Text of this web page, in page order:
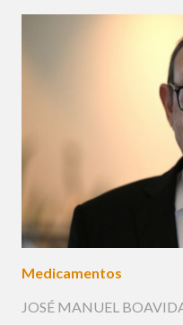
Medicamentos
JOSÉ MANUEL